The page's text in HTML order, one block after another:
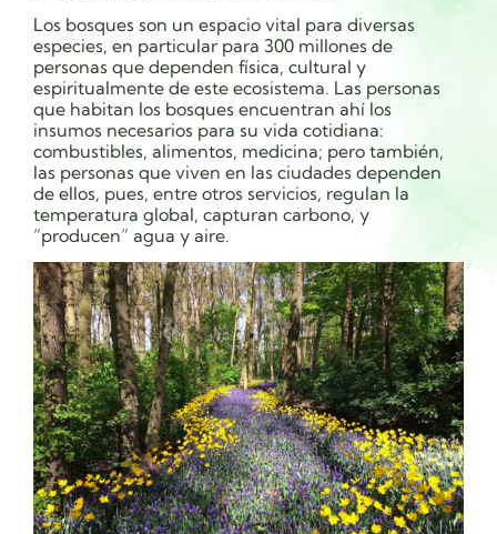
Los bosques son un espacio vital para diversas
especies, en particular para 300 millones de
personas que dependen física, cultural y
espiritualmente de este ecosistema. Las personas
que habitan los bosques encuentran ahí los
insumos necesarios para su vida cotidiana:
combustibles, alimentos, medicina; pero también,
las personas que viven en las ciudades dependen
de ellos, pues, entre otros servicios, regulan la
temperatura global, capturan carbono, y
“producen” agua y aire.